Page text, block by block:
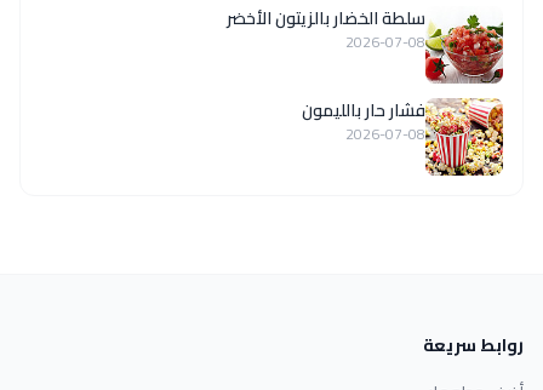
سلطة الخضار بالزيتون الأخضر
2026-07-08
فشار حار بالليمون
2026-07-08
روابط سريعة